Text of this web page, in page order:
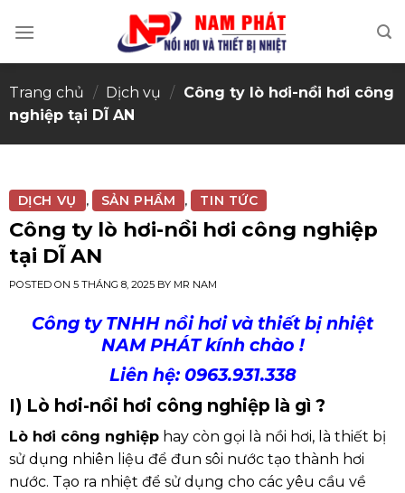
Trang chủ / Dịch vụ / Công ty lò hơi-nồi hơi công
nghiệp tại DĨ AN
DỊCH VỤ , SẢN PHẨM , TIN TỨC
Công ty lò hơi-nồi hơi công nghiệp
tại DĨ AN
POSTED ON 5 THÁNG 8, 2025BY MR NAM
Công ty TNHH nồi hơi và thiết bị nhiệt
NAM PHÁT kính chào !
Liên hệ: 0963.931.338
I) Lò hơi-nồi hơi công nghiệp là gì ?
Lò hơi công nghiệphay còn gọi là nồi hơi, là thiết bị
sử dụng nhiên liệu để đun sôi nước tạo thành hơi
nước. Tạo ra nhiệt để sử dụng cho các yêu cầu về